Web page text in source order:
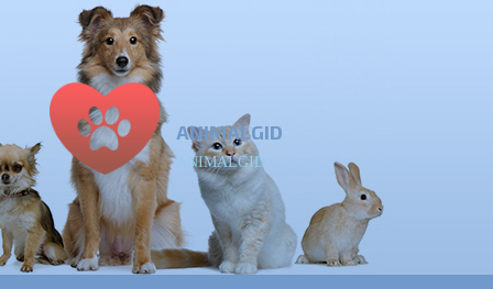
ANIMALGID
ANIMALGID